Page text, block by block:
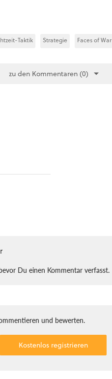
Taktik Strategie Faces of War
zu den Kommentaren (0)
Du einen Kommentar verfasst.
und bewerten.
Kostenlos registrieren